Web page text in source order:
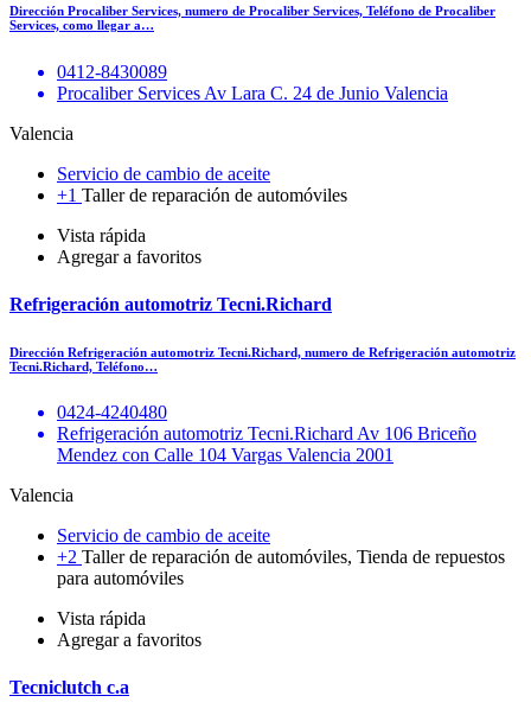
Dirección Procaliber Services, numero de Procaliber Services, Teléfono de Procaliber
Services, como llegar a…
0412-8430089
Procaliber Services Av Lara C. 24 de Junio Valencia
Valencia
Servicio de cambio de aceite
+1 Taller de reparación de automóviles
Vista rápida
Agregar a favoritos
Refrigeración automotriz Tecni.Richard
Dirección Refrigeración automotriz Tecni.Richard, numero de Refrigeración automotriz
Tecni.Richard, Teléfono…
0424-4240480
Refrigeración automotriz Tecni.Richard Av 106 Briceño
Mendez con Calle 104 Vargas Valencia 2001
Valencia
Servicio de cambio de aceite
+2 Taller de reparación de automóviles, Tienda de repuestos
para automóviles
Vista rápida
Agregar a favoritos
Tecniclutch c.a